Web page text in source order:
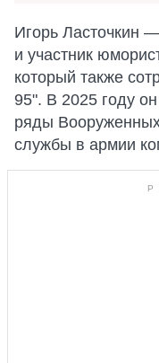
Игорь Ласточкин
и участник
который также
95". В 2025 году
ряды
службы в армии